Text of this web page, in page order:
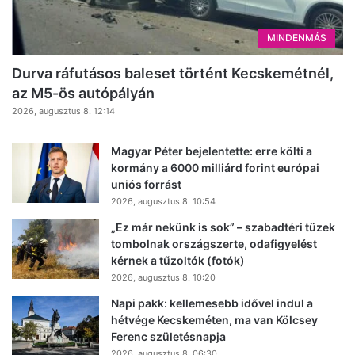
MINDENMÁS
Durva ráfutásos baleset történt Kecskemétnél,
az M5-ös autópályán
2026, augusztus 8. 12:14
Magyar Péter bejelentette: erre költi a
kormány a 6000 milliárd forint európai
uniós forrást
2026, augusztus 8. 10:54
„Ez már nekünk is sok” – szabadtéri tüzek
tombolnak országszerte, odafigyelést
kérnek a tűzoltók (fotók)
2026, augusztus 8. 10:20
Napi pakk: kellemesebb idővel indul a
hétvége Kecskeméten, ma van Kölcsey
Ferenc születésnapja